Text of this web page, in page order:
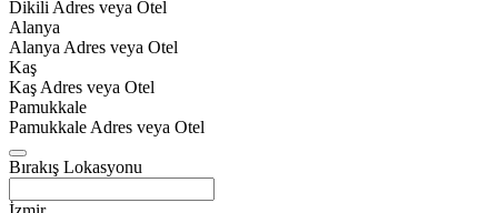
Dikili Adres veya Otel
Alanya
Alanya Adres veya Otel
Kaş
Kaş Adres veya Otel
Pamukkale
Pamukkale Adres veya Otel
Bırakış Lokasyonu